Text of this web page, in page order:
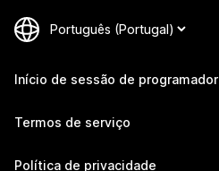
Início de sessão de programador
Termos de serviço
Política de privacidade